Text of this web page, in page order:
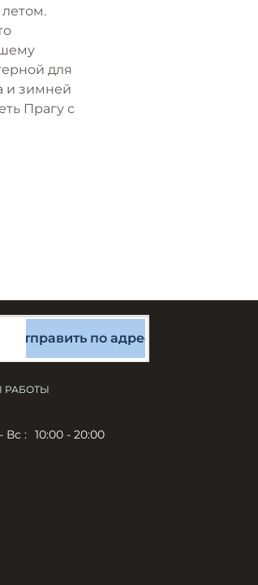
для
и зимней
Прагу с
Отправить по адресу
РАБОТЫ
Вс : 10:00 - 20:00